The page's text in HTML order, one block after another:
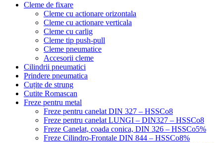
Cleme de fixare
Cleme cu actionare orizontala
Cleme cu actionare verticala
Cleme cu carlig
Cleme tip push-pull
Cleme pneumatice
Accesorii cleme
Cilindrii pneumatici
Prindere pneumatica
Cuțite de strung
Cutite Romascan
Freze pentru metal
Freze pentru canelat DIN 327 – HSSCo8
Freze pentru canelat LUNGI – DIN327 – HSSCo8
Freze Canelat, coada conica, DIN 326 – HSSCo5%
Freze Cilindro-Frontale DIN 844 – HSSCo8%